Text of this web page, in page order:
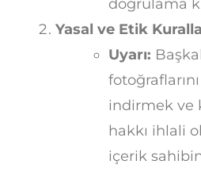
doğrulama
Yasal ve Etik
Uyarı:
indirmek ve
hakkı ihlali
içerik